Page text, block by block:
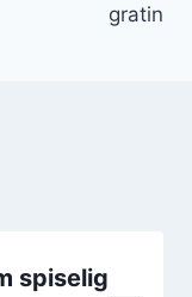
gratin
spiselig